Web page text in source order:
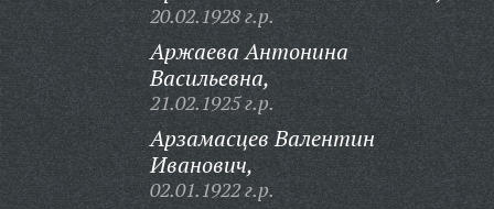
20.02.1928 г.р.
Аржаева Антонина
Васильевна,
21.02.1925 г.р.
Арзамасцев Валентин
Иванович,
02.01.1922 г.р.